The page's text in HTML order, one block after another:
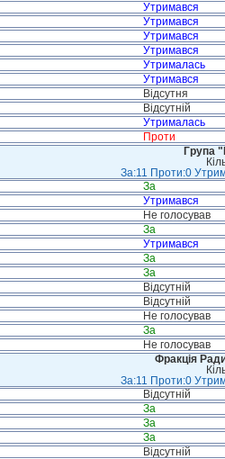
Утримався
Утримався
Утримався
Утримався
Утрималась
Утримався
Відсутня
Відсутній
Утрималась
Проти
Група
За:11 Проти:0
За
Утримався
Не голосував
За
Утримався
За
За
Відсутній
Відсутній
Не голосував
За
Не голосував
Фракція
За:11 Проти:0
Відсутній
За
За
За
Відсутній